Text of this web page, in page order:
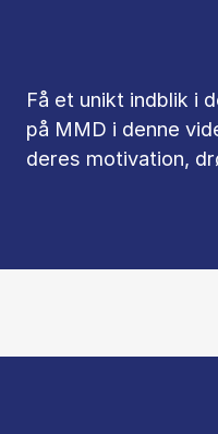
Få et unikt indblik i
på MMD i denne
deres motivation,